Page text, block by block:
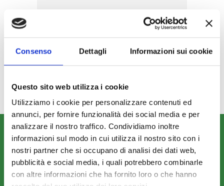
Consenso Dettagli Informazioni sui cookie
Questo sito web utilizza i cookie
Utilizziamo i cookie per personalizzare contenuti ed
annunci, per fornire funzionalità dei social media e per
analizzare il nostro traffico. Condividiamo inoltre
informazioni sul modo in cui utilizza il nostro sito con i
nostri partner che si occupano di analisi dei dati web,
pubblicità e social media, i quali potrebbero combinarle
con altre informazioni che ha fornito loro o che hanno
01 ottobre 2025
Importo di
comprensivo
2.350,00 €
CHI SIAMO
Fondo FonARCom
Le Parti Sociali
La Mission